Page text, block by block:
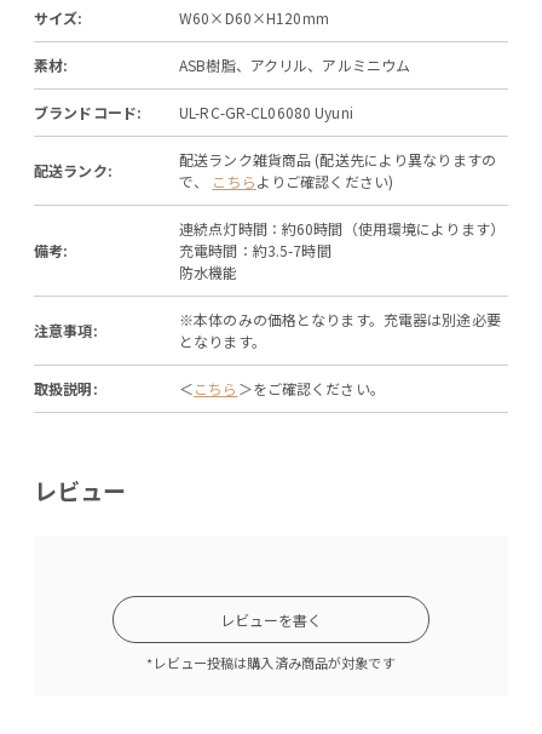
サイズ: W60×D60×H120mm
素材: ASB樹脂、アクリル、アルミニウム
ブランドコード: UL-RC-GR-CL06080 Uyuni
配送ランク:
配送ランク雑貨商品 (配送先により異なりますの
で、 こちらよりご確認ください)
備考:
連続点灯時間：約60時間（使用環境によります）
充電時間：約3.5-7時間
防水機能
注意事項:
※本体のみの価格となります。充電器は別途必要
となります。
取扱説明: ＜こちら ＞をご確認ください。
レビュー
レビューを書く
*レビュー投稿は購入済み商品が対象です